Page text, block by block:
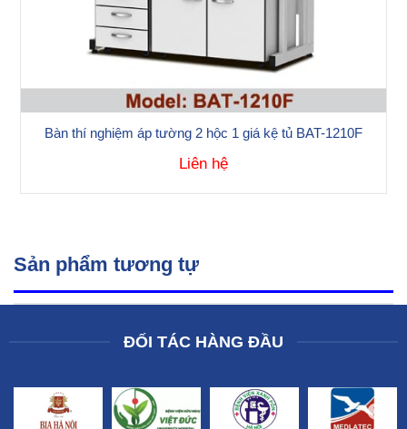
Bàn thí nghiệm áp tường 2 hộc 1 giá kệ tủ BAT-1210F
Liên hệ
Sản phẩm tương tự
ĐỐI TÁC HÀNG ĐẦU